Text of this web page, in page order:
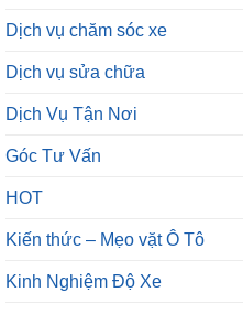
Dịch vụ chăm sóc xe
Dịch vụ sửa chữa
Dịch Vụ Tận Nơi
Góc Tư Vấn
HOT
Kiến thức – Mẹo vặt Ô Tô
Kinh Nghiệm Độ Xe